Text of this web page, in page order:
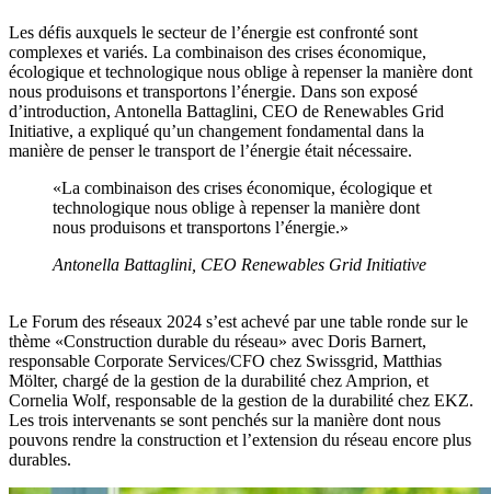
Les défis auxquels le secteur de l’énergie est confronté sont
complexes et variés. La combinaison des crises économique,
écologique et technologique nous oblige à repenser la manière dont
nous produisons et transportons l’énergie. Dans son exposé
d’introduction, Antonella Battaglini, CEO de Renewables Grid
Initiative, a expliqué qu’un changement fondamental dans la
manière de penser le transport de l’énergie était nécessaire.
«La combinaison des crises économique, écologique et
technologique nous oblige à repenser la manière dont
nous produisons et transportons l’énergie.»
Antonella Battaglini, CEO Renewables Grid Initiative
Le Forum des réseaux 2024 s’est achevé par une table ronde sur le
thème «Construction durable du réseau» avec Doris Barnert,
responsable Corporate Services/CFO chez Swissgrid, Matthias
Mölter, chargé de la gestion de la durabilité chez Amprion, et
Cornelia Wolf, responsable de la gestion de la durabilité chez EKZ.
Les trois intervenants se sont penchés sur la manière dont nous
pouvons rendre la construction et l’extension du réseau encore plus
durables.